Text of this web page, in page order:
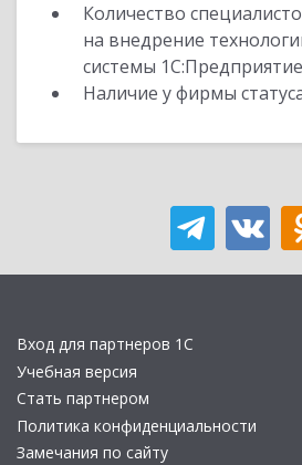
Количество
на внедрение
системы
Наличие у фирмы
Вход для партнеров 1С
Учебная версия
Стать партнером
Политика конфиденциальности
Замечания по сайту